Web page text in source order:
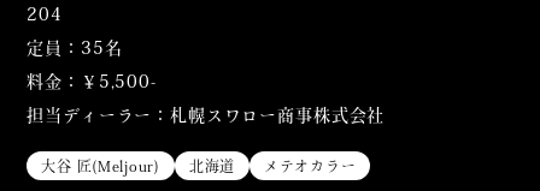
204
定員：35名
料金：￥5,500-
担当ディーラー：札幌スワロー商事株式会社
大谷 匠(Meljour) 北海道 メテオカラー